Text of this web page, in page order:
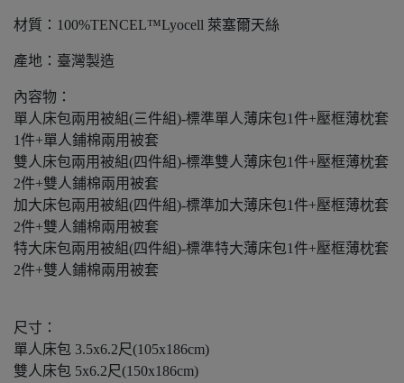
材質：100%TENCEL™Lyocell 萊塞爾天絲
產地：臺灣製造
內容物：
單人床包兩用被組(三件組)-標準單人薄床包1件+壓框薄枕套
1件+單人鋪棉兩用被套
雙人床包兩用被組(四件組)-標準雙人薄床包1件+壓框薄枕套
2件+雙人鋪棉兩用被套
加大床包兩用被組(四件組)-標準加大薄床包1件+壓框薄枕套
2件+雙人鋪棉兩用被套
特大床包兩用被組(四件組)-標準特大薄床包1件+壓框薄枕套
2件+雙人鋪棉兩用被套
尺寸：
單人床包 3.5x6.2尺(105x186cm)
雙人床包 5x6.2尺(150x186cm)